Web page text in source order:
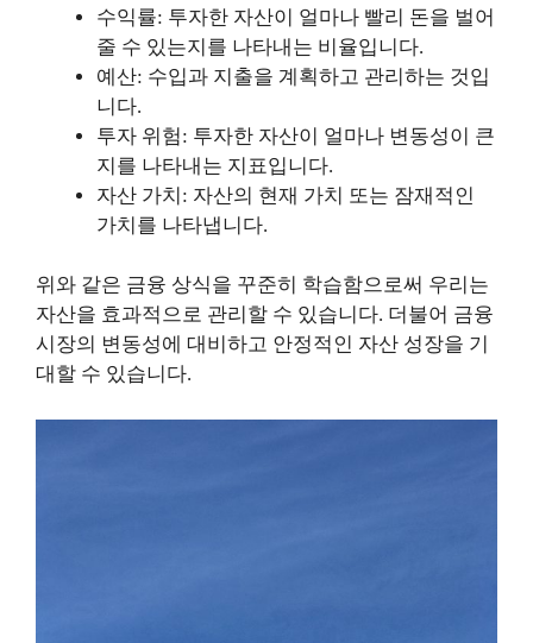
수익률: 투자한 자산이 얼마나 빨리 돈을 벌어
줄 수 있는지를 나타내는 비율입니다.
예산: 수입과 지출을 계획하고 관리하는 것입
니다.
투자 위험: 투자한 자산이 얼마나 변동성이 큰
지를 나타내는 지표입니다.
자산 가치: 자산의 현재 가치 또는 잠재적인
가치를 나타냅니다.
위와 같은 금융 상식을 꾸준히 학습함으로써 우리는
자산을 효과적으로 관리할 수 있습니다. 더불어 금융
시장의 변동성에 대비하고 안정적인 자산 성장을 기
대할 수 있습니다.